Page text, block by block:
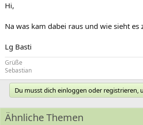
Hi,
Na was kam dabei raus und wie sieht es
Lg Basti
Grüße
Sebastian
Du musst dich einloggen oder registrieren,
Ähnliche Themen